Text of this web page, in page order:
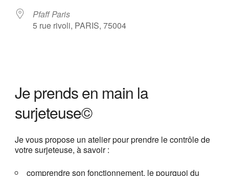
Pfaff Paris
5 rue rivoli, PARIS, 75004
Je prends en main la
surjeteuse©
Je vous propose un atelier pour prendre le contrôle de
votre surjeteuse, à savoir :
comprendre son fonctionnement, le pourquoi du